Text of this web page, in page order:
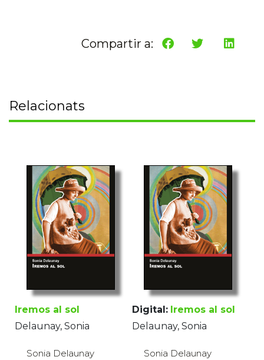
Compartir a:
Relacionats
Iremos al sol
Delaunay, Sonia
Sonia Delaunay
Digital: Iremos al sol
Delaunay, Sonia
Sonia Delaunay